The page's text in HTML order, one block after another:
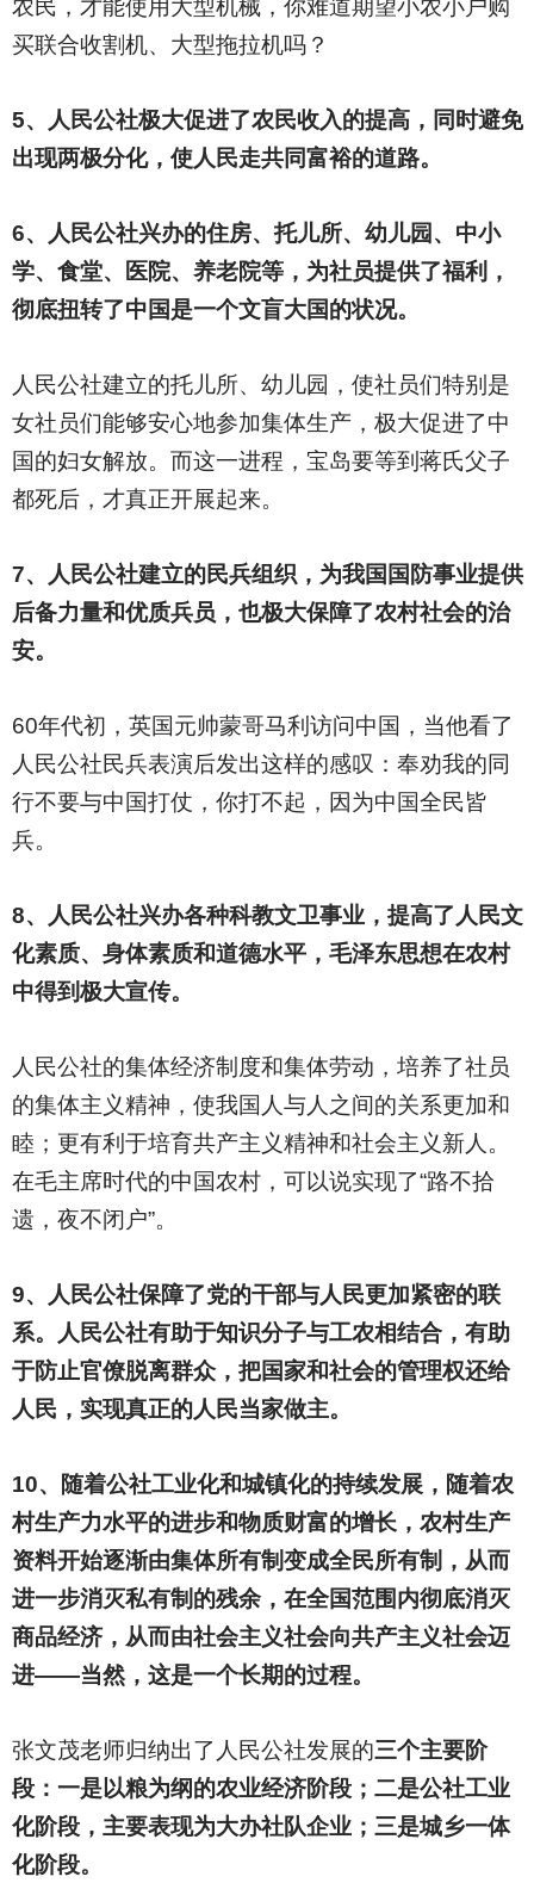
农民，才能使用大型机械，你难道期望小农小户购
买联合收割机、大型拖拉机吗？
5、人民公社极大促进了农民收入的提高，同时避免
出现两极分化，使人民走共同富裕的道路。
6、人民公社兴办的住房、托儿所、幼儿园、中小
学、食堂、医院、养老院等，为社员提供了福利，
彻底扭转了中国是一个文盲大国的状况。
人民公社建立的托儿所、幼儿园，使社员们特别是
女社员们能够安心地参加集体生产，极大促进了中
国的妇女解放。而这一进程，宝岛要等到蒋氏父子
都死后，才真正开展起来。
7、人民公社建立的民兵组织，为我国国防事业提供
后备力量和优质兵员，也极大保障了农村社会的治
安。
60年代初，英国元帅蒙哥马利访问中国，当他看了
人民公社民兵表演后发出这样的感叹：奉劝我的同
行不要与中国打仗，你打不起，因为中国全民皆
兵。
8、人民公社兴办各种科教文卫事业，提高了人民文
化素质、身体素质和道德水平，毛泽东思想在农村
中得到极大宣传。
人民公社的集体经济制度和集体劳动，培养了社员
的集体主义精神，使我国人与人之间的关系更加和
睦；更有利于培育共产主义精神和社会主义新人。
在毛主席时代的中国农村，可以说实现了“路不拾
遗，夜不闭户”。
9、人民公社保障了党的干部与人民更加紧密的联
系。人民公社有助于知识分子与工农相结合，有助
于防止官僚脱离群众，把国家和社会的管理权还给
人民，实现真正的人民当家做主。
10、随着公社工业化和城镇化的持续发展，随着农
村生产力水平的进步和物质财富的增长，农村生产
资料开始逐渐由集体所有制变成全民所有制，从而
进一步消灭私有制的残余，在全国范围内彻底消灭
商品经济，从而由社会主义社会向共产主义社会迈
进——当然，这是一个长期的过程。
张文茂老师归纳出了人民公社发展的三个主要阶
段：一是以粮为纲的农业经济阶段；二是公社工业
化阶段，主要表现为大办社队企业；三是城乡一体
化阶段。